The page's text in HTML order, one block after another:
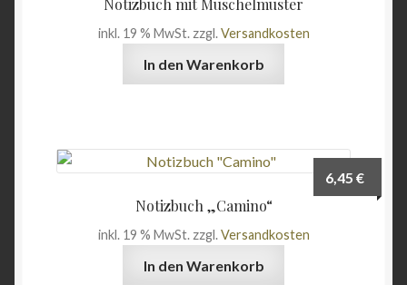
Notizbuch mit Muschelmuster
inkl. 19 % MwSt. zzgl.Versandkosten
In den Warenkorb
Notizbuch „Camino“
6,45€
inkl. 19 % MwSt. zzgl.Versandkosten
In den Warenkorb